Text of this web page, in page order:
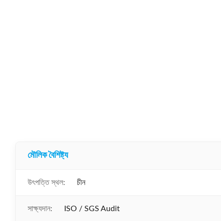
মৌলিক বৈশিষ্ট্য
উৎপত্তি স্থল: চীন
সাক্ষ্যদান: ISO / SGS Audit